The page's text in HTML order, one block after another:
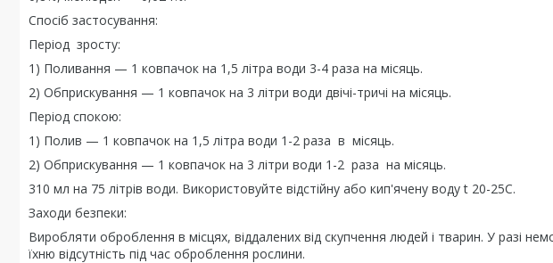
Спосіб застосування:
Період зросту:
1) Поливання — 1 ковпачок на 1,5 літра води 3-4 раза на місяць.
2) Обприскування — 1 ковпачок на 3 літри води двічі-тричі на місяць.
Період спокою:
1) Полив — 1 ковпачок на 1,5 літра води 1-2 раза в місяць.
2) Обприскування — 1 ковпачок на 3 літри води 1-2 раза на місяць.
310 мл на 75 літрів води. Використовуйте відстійну або кип'ячену воду t 20-25C.
Заходи безпеки:
Виробляти оброблення в місцях, віддалених від скупчення людей і тварин. У разі
їхню відсутність під час оброблення рослини.